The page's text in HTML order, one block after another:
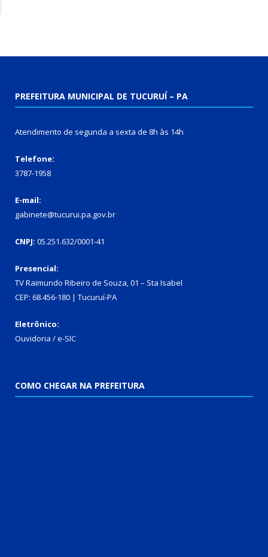
PREFEITURA MUNICIPAL DE TUCURUÍ – PA
Atendimento de segunda a sexta de 8h às 14h
Telefone:
3787-1958
E-mail:
gabinete@tucurui.pa.gov.br
CNPJ: 05.251.632/0001-41
Presencial:
TV Raimundo Ribeiro de Souza, 01 – Sta Isabel
CEP: 68.456-180 | Tucuruí-PA
Eletrônico:
Ouvidoria /e-SIC
COMO CHEGAR NA PREFEITURA